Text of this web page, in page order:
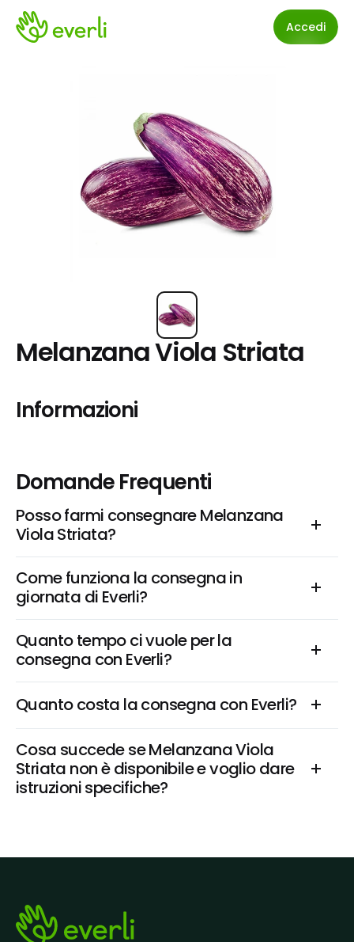
Accedi
Melanzana Viola Striata
Informazioni
Domande Frequenti
Posso farmi consegnare Melanzana
Viola Striata?
Come funziona la consegna in
giornata di Everli?
Quanto tempo ci vuole per la
consegna con Everli?
Quanto costa la consegna con Everli?
Cosa succede se Melanzana Viola
Striata non è disponibile e voglio dare
istruzioni specifiche?